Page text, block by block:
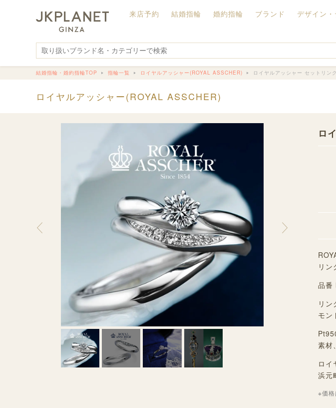
来店予約 結婚指輪 婚約指輪 ブランド デザイン・
結婚指輪・婚約指輪TOP 指輪一覧 ロイヤルアッシャー(ROYAL ASSCHER) ロイヤルアッシャー セットリン
ロイヤルアッシャー(ROYAL ASSCHER)
ロ
リン
品番
リ
モン
素材
ロイ
浜元
※価格